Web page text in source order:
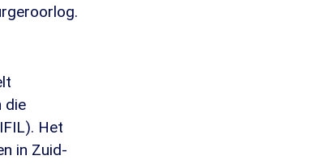
die
Het
in Zuid-